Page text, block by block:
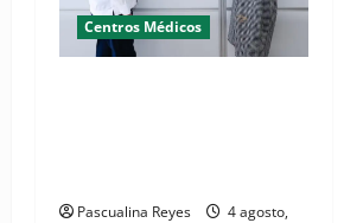
Centros Médicos
Pascualina Reyes
4 agosto,